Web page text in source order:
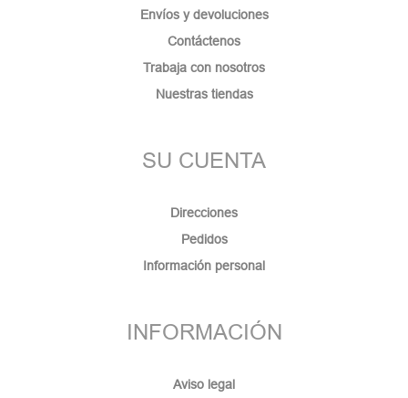
Envíos y devoluciones
Contáctenos
Trabaja con nosotros
Nuestras tiendas
SU CUENTA
Direcciones
Pedidos
Información personal
INFORMACIÓN
Aviso legal